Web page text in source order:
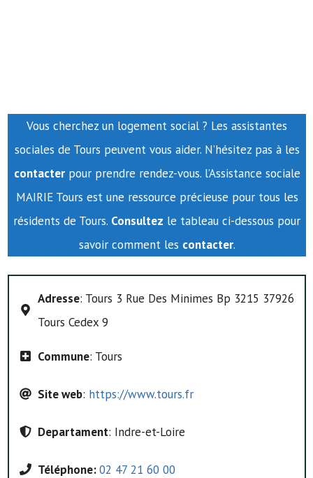
Vous cherchez un logement social ? Les assistantes
sociales de Tours peuvent vous aider. N’hésitez pas à les
contacterpour prendre rendez-vous. l’Assistance sociale
MAIRIE Tours est une ressource précieuse pour tous les
résidents de Tours. Consultez le tableau ci-dessous pour
savoir comment les contacter.
Adresse: Tours 3 Rue Des Minimes Bp 3215 37926
Tours Cedex 9
Commune: Tours
Site web: https://www.tours.fr
Departament: Indre-et-Loire
Téléphone:02 47 21 60 00